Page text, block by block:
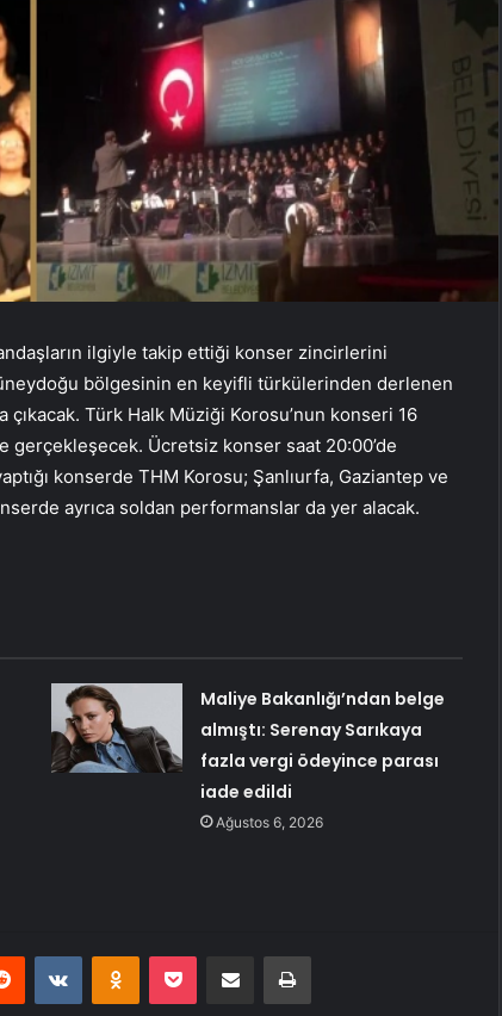
ilgiyle takip ettiği konser zincirlerini
bölgesinin en keyifli türkülerinden derlenen
Türk Halk Müziği Korosu’nun konseri 16
gerçekleşecek. Ücretsiz konser saat 20:00’de
konserde THM Korosu; Şanlıurfa, Gaziantep ve
ayrıca soldan performanslar da yer alacak.
Maliye Bakanlığı’ndan belge
almıştı: Serenay Sarıkaya
fazla vergi ödeyince parası
iade edildi
Ağustos 6, 2026
Reddit VKontakteOdnoklassniki
Pocket E-Posta ile paylaş Yazdır